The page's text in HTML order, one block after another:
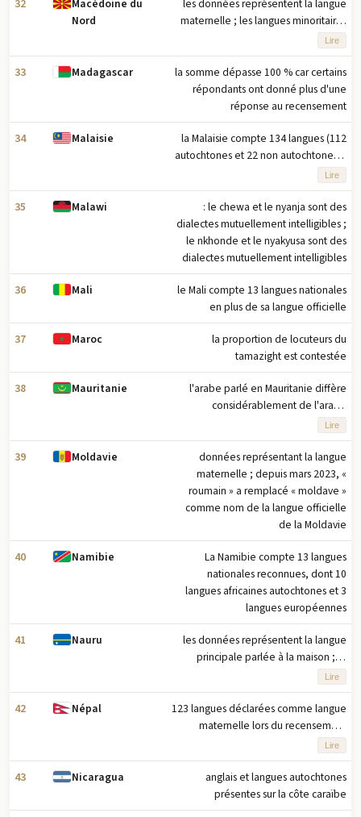
32
Macédoine du
Nord
les données représentent la langue
maternelle ; les langues minoritaires
sont co-officielles avec le
macédonien dans les municipalités
où au moins 20 % de la population
sont locuteurs, avec l'albanais co-
officiel à Tetovo, Brvenica, Vrapciste
et autres municipalités, le turc à
Centar Zupa et Plasnica, le romani à
Suto Orizari, l'aroumain à Krusevo, le
serbe à Cucer Sandevo
Lire
33 Madagascar
la somme dépasse 100 % car certains
répondants ont donné plus d'une
réponse au recensement
34 Malaisie
la Malaisie compte 134 langues (112
autochtones et 22 non autochtones) ;
en Malaisie orientale, il existe
plusieurs langues autochtones, et les
plus largement parlées sont l'iban et
le kadazan
Lire
35 Malawi
: le chewa et le nyanja sont des
dialectes mutuellement intelligibles ;
le nkhonde et le nyakyusa sont des
dialectes mutuellement intelligibles
36 Mali
le Mali compte 13 langues nationales
en plus de sa langue officielle
37 Maroc
la proportion de locuteurs du
tamazight est contestée
38 Mauritanie
l'arabe parlé en Mauritanie diffère
considérablement de l'arabe
standard moderne ; le dialecte
mauritanien, qui incorpore de
nombreux mots tamazight, est
appelé hassanya
Lire
39 Moldavie
données représentant la langue
maternelle ; depuis mars 2023, «
roumain » a remplacé « moldave »
comme nom de la langue officielle
de la Moldavie
40 Namibie
La Namibie compte 13 langues
nationales reconnues, dont 10
langues africaines autochtones et 3
langues européennes
41 Nauru
les données représentent la langue
principale parlée à la maison ; le
nauruan est parlé par 95 % de la
population, l'anglais par 66 % et
d'autres langues par 12 %
Lire
42 Népal
123 langues déclarées comme langue
maternelle lors du recensement
national de 2021 ; de nombreuses
personnes dans le gouvernement et
les affaires parlent également anglais
Lire
43 Nicaragua
anglais et langues autochtones
présentes sur la côte caraïbe